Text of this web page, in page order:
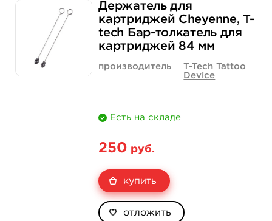
Количество
133 руб.
купить купить
Держатель для
картриджей Cheyenne, T-
tech Бар-толкатель для
картриджей 84 мм
производитель
T-Tech Tattoo
Device
Есть на складе
250 руб.
купить
отложить